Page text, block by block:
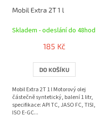
Mobil Extra 2T 1 l
Skladem - odeslání do 48hod
185 Kč
DO KOŠÍKU
Mobil Extra 2T 1 l Motorový olej
částečně syntetický, balení 1 litr,
specifikace: API TC, JASO FC, TISI,
ISO E-GC...